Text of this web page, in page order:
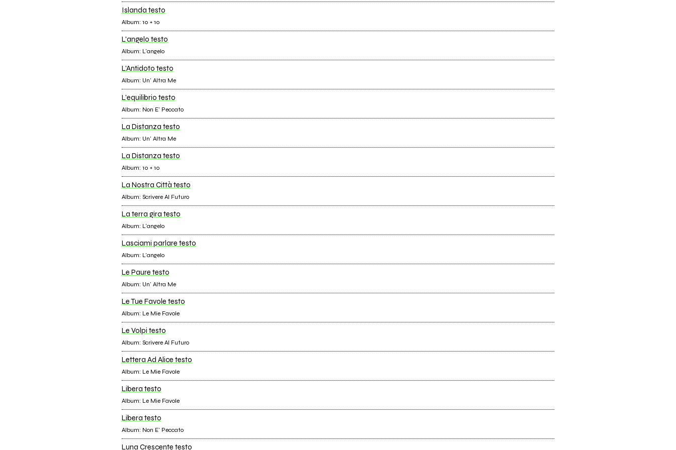
Islanda testo
Album: 10 + 10
L'angelo testo
Album: L'angelo
L'Antidoto testo
Album: Un' Altra Me
L'equilibrio testo
Album: Non E' Peccato
La Distanza testo
Album: Un' Altra Me
La Distanza testo
Album: 10 + 10
La Nostra Città testo
Album: Scrivere Al Futuro
La terra gira testo
Album: L'angelo
Lasciami parlare testo
Album: L'angelo
Le Paure testo
Album: Un' Altra Me
Le Tue Favole testo
Album: Le Mie Favole
Le Volpi testo
Album: Scrivere Al Futuro
Lettera Ad Alice testo
Album: Le Mie Favole
Libera testo
Album: Le Mie Favole
Libera testo
Album: Non E' Peccato
Luna Crescente testo